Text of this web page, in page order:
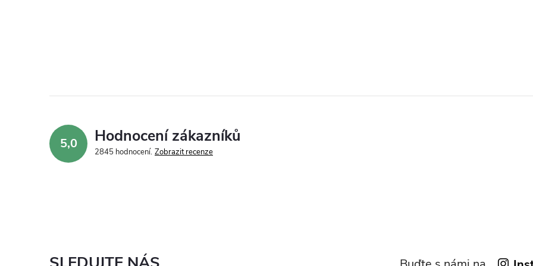
5,0 Hodnocení zákazníků
2845 hodnocení Zobrazit recenze